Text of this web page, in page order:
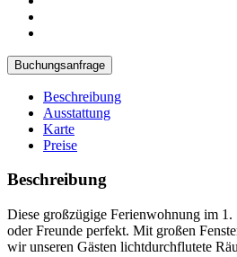
Buchungsanfrage
Beschreibung
Ausstattung
Karte
Preise
Beschreibung
Diese großzügige Ferienwohnung im
oder Freunde perfekt. Mit großen
wir unseren Gästen lichtdurchflutete